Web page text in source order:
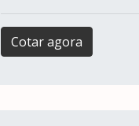
Cotar agora